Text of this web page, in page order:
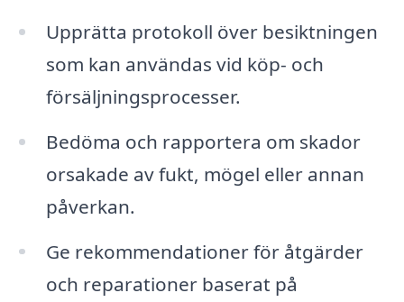
Upprätta protokoll över besiktningen
som kan användas vid köp- och
försäljningsprocesser.
Bedöma och rapportera om skador
orsakade av fukt, mögel eller annan
påverkan.
Ge rekommendationer för åtgärder
och reparationer baserat på